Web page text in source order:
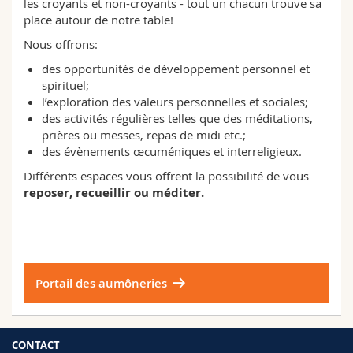
Sciences et médecine
Interfacultaire
Collaborateurs
Doctorants
Webmail
MyUnifr
les croyants et non-croyants - tout un chacun trouve sa
place autour de notre table!
Nous offrons:
des opportunités de développement personnel et
spirituel;
l’exploration des valeurs personnelles et sociales;
des activités régulières telles que des méditations,
prières ou messes, repas de midi etc.;
des évènements œcuméniques et interreligieux.
Différents espaces vous offrent la possibilité de vous
reposer, recueillir ou méditer.
Portail des aumôneries
CONTACT